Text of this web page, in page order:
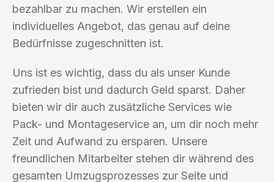
bezahlbar zu machen. Wir erstellen ein
individuelles Angebot, das genau auf deine
Bedürfnisse zugeschnitten ist.
Uns ist es wichtig, dass du als unser Kunde
zufrieden bist und dadurch Geld sparst. Daher
bieten wir dir auch zusätzliche Services wie
Pack- und Montageservice an, um dir noch mehr
Zeit und Aufwand zu ersparen. Unsere
freundlichen Mitarbeiter stehen dir während des
gesamten Umzugsprozesses zur Seite und